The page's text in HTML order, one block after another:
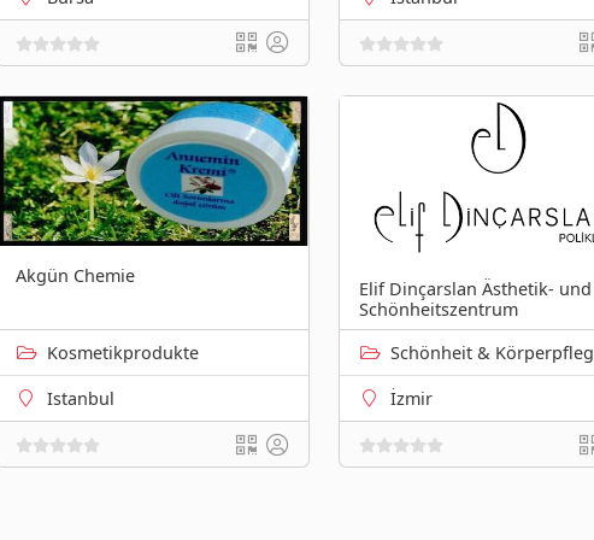
Akgün Chemie
Kosmetikprodukte
Istanbul
Elif Dinçarslan Ästhetik- und
Schönheitszentrum
Schönheit &
İzmir